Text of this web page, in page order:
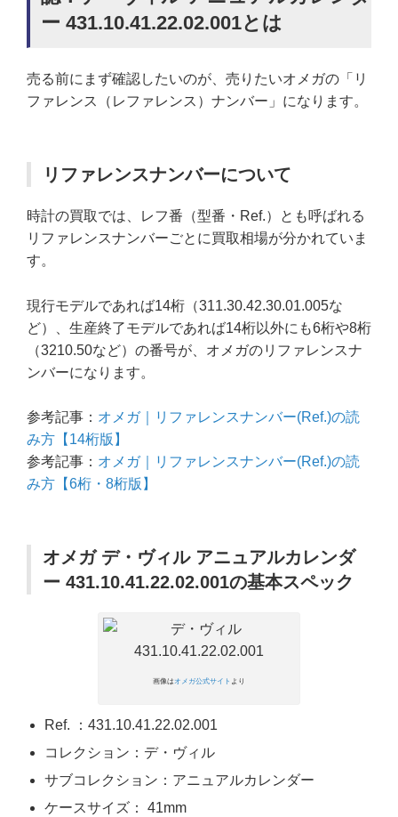
ー 431.10.41.22.02.001とは
売る前にまず確認したいのが、売りたいオメガの「リ
ファレンス（レファレンス）ナンバー」になります。
リファレンスナンバーについて
時計の買取では、レフ番（型番・Ref.）とも呼ばれる
リファレンスナンバーごとに買取相場が分かれていま
す。
現行モデルであれば14桁（311.30.42.30.01.005な
ど）、生産終了モデルであれば14桁以外にも6桁や8桁
（3210.50など）の番号が、オメガのリファレンスナ
ンバーになります。
参考記事： オメガ｜リファレンスナンバー(Ref.)の読
み方【14桁版】
参考記事： オメガ｜リファレンスナンバー(Ref.)の読
み方【6桁・8桁版】
オメガ デ・ヴィル アニュアルカレンダ
ー 431.10.41.22.02.001の基本スペック
画像はオメガ公式サイト より
Ref. ：431.10.41.22.02.001
コレクション：デ・ヴィル
サブコレクション：アニュアルカレンダー
ケースサイズ： 41mm